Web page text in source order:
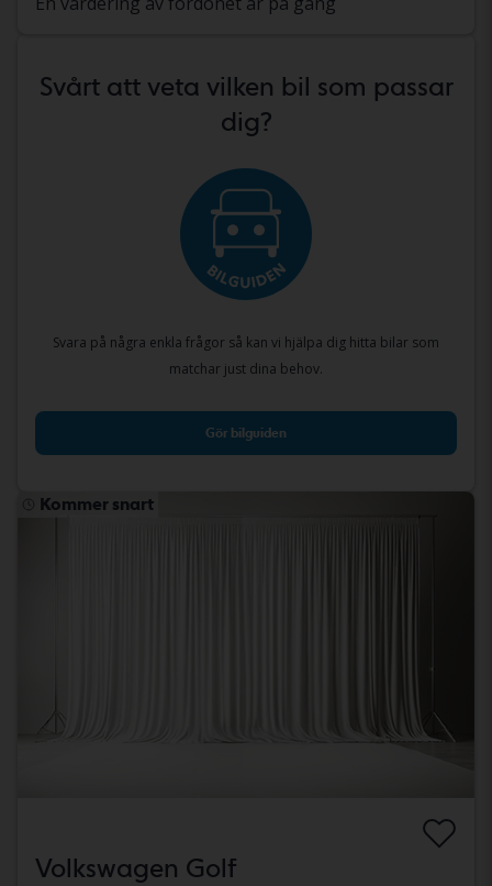
Svårt att veta vilken bil som passar
dig?
Svara på några enkla frågor så kan vi hjälpa dig hitta bilar som
matchar just dina behov.
Gör bilguiden
Kommer snart
Volkswagen Golf